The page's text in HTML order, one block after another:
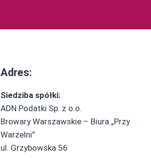
Adres:
Siedziba spółki:
ADN Podatki Sp. z o.o.
Browary Warszawskie – Biura „Przy
Warzelni”
ul. Grzybowska 56